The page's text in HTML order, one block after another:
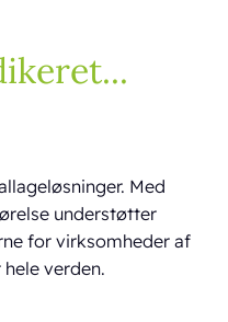
Med
understøtter
for virksomheder af
verden.